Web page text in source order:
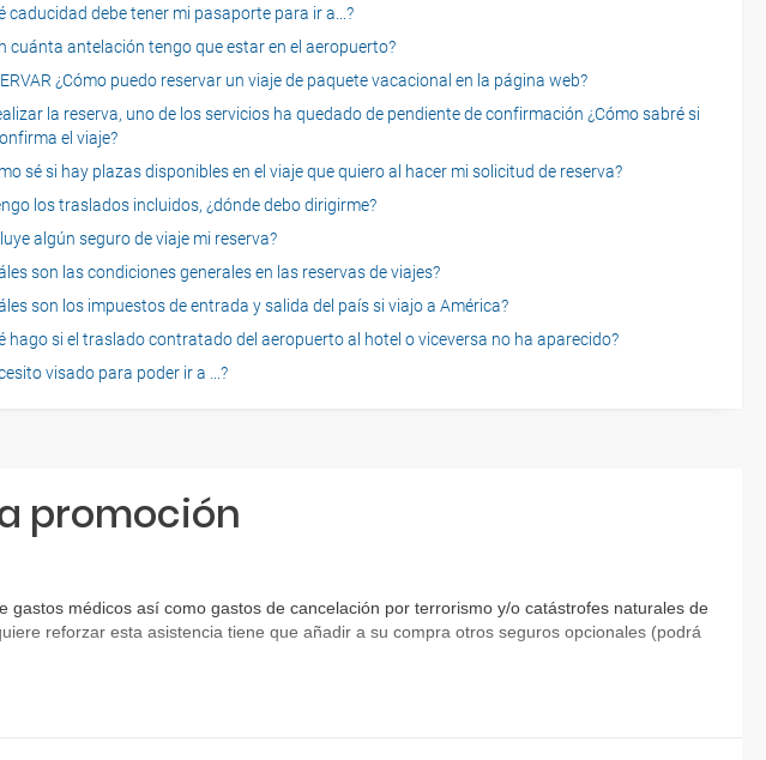
caducidad debe tener mi pasaporte para ir a...?
cuánta antelación tengo que estar en el aeropuerto?
¿Cómo puedo reservar un viaje de paquete vacacional en la página web?
la reserva, uno de los servicios ha quedado de pendiente de confirmación ¿Cómo sabré si
el viaje?
sé si hay plazas disponibles en el viaje que quiero al hacer mi solicitud de reserva?
los traslados incluidos, ¿dónde debo dirigirme?
algún seguro de viaje mi reserva?
son las condiciones generales en las reservas de viajes?
son los impuestos de entrada y salida del país si viajo a América?
hago si el traslado contratado del aeropuerto al hotel o viceversa no ha aparecido?
visado para poder ir a ...?
promoción
médicos así como gastos de cancelación por terrorismo y/o catástrofes naturales de
reforzar esta asistencia tiene que añadir a su compra otros seguros opcionales (podrá